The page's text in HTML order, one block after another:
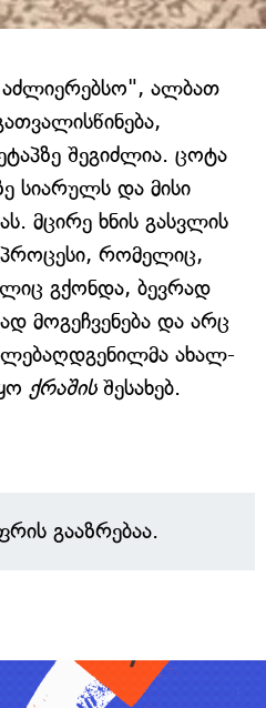
ალბათ
შეგიძლია. ცოტა
სიარულს და მისი
მცირე ხნის გასვლის
რომელიც,
გქონდა, ბევრად
მოგეჩვენება და არც
ახალ-
ქრაშისშესახებ.
გააზრებაა.